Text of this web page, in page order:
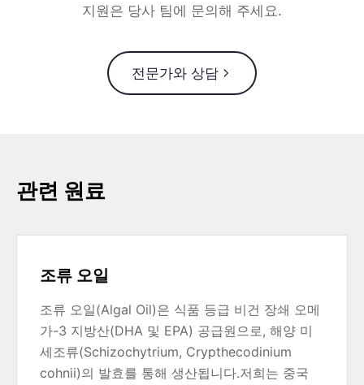
지원은 당사 팀에 문의해 주세요.
전문가와 상담
관련 원료
조류 오일
조류 오일(Algal Oil)은 식품 등급 비건 장쇄 오메
가-3 지방산(DHA 및 EPA) 공급원으로, 해양 미
세조류(Schizochytrium, Crypthecodinium
cohnii)의 발효를 통해 생산됩니다.저희는 중국